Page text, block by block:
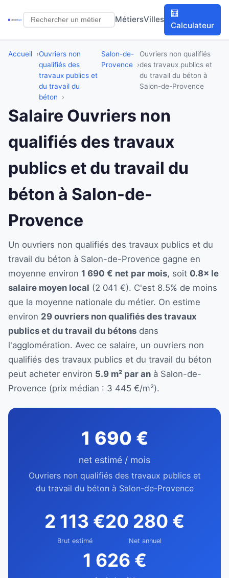
MétiersVilles
🧮
Calculateur
Accueil
Ouvriers non
qualifiés des
travaux publics et
du travail du
béton
Salon-de-
Provence
Ouvriers non qualifiés
des travaux publics et
du travail du béton à
Salon-de-Provence
Salaire Ouvriers non
qualifiés des travaux
publics et du travail du
béton à Salon-de-
Provence
Un ouvriers non qualifiés des travaux publics et du
travail du béton à Salon-de-Provence gagne en
moyenne environ 1 690 € net par mois, soit 0.8× le
salaire moyen local (2 041 €). C'est 8.5% de moins
que la moyenne nationale du métier. On estime
environ 29 ouvriers non qualifiés des travaux
publics et du travail du bétons dans
l'agglomération. Avec ce salaire, un ouvriers non
qualifiés des travaux publics et du travail du béton
peut acheter environ 5.9 m² par an à Salon-de-
Provence (prix médian : 3 445 €/m²).
1 690 €
net estimé / mois
Ouvriers non qualifiés des travaux publics et
du travail du béton à Salon-de-Provence
2 113 €
Brut estimé
20 280 €
Net annuel
1 626 €